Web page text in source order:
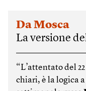
Da Mosca
La versione
“L’attentato del
chiari, è la logica